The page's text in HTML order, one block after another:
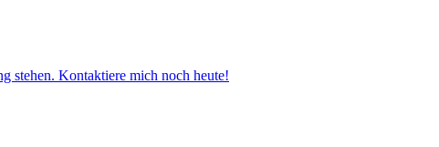
stehen. Kontaktiere mich noch heute!